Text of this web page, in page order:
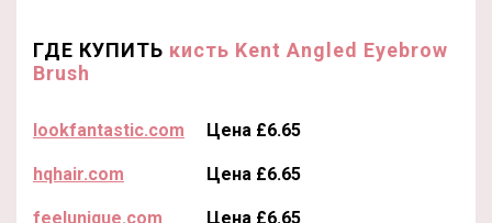
ГДЕ КУПИТЬ кисть Kent Angled Eyebrow
Brush
lookfantastic.com Цена £6.65
hqhair.com Цена £6.65
feelunique.com Цена £6.65